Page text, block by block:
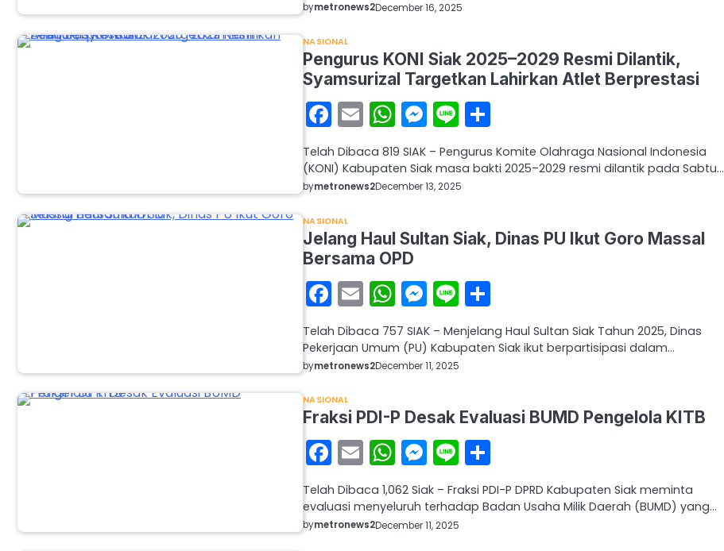
bymetronews2December 16, 2025
NASIONAL
Pengurus KONI Siak 2025–2029 Resmi Dilantik,
Syamsurizal Targetkan Lahirkan Atlet Berprestasi
Facebook
EmailWhatsApp
Messenger
Line
Telah Dibaca 819 SIAK – Pengurus Komite Olahraga Nasional Indonesia
(KONI) Kabupaten Siak masa bakti 2025–2029 resmi dilantik pada Sabtu…
bymetronews2December 13, 2025
NASIONAL
Jelang Haul Sultan Siak, Dinas PU Ikut Goro Massal
Bersama OPD
Facebook
EmailWhatsApp
Messenger
Line
Telah Dibaca 757 SIAK – Menjelang Haul Sultan Siak Tahun 2025, Dinas
Pekerjaan Umum (PU) Kabupaten Siak ikut berpartisipasi dalam…
bymetronews2December 11, 2025
NASIONAL
Fraksi PDI-P Desak Evaluasi BUMD Pengelola KITB
Facebook
EmailWhatsApp
Messenger
Line
Telah Dibaca 1,062 Siak – Fraksi PDI-P DPRD Kabupaten Siak meminta
evaluasi menyeluruh terhadap Badan Usaha Milik Daerah (BUMD) yang…
bymetronews2December 11, 2025